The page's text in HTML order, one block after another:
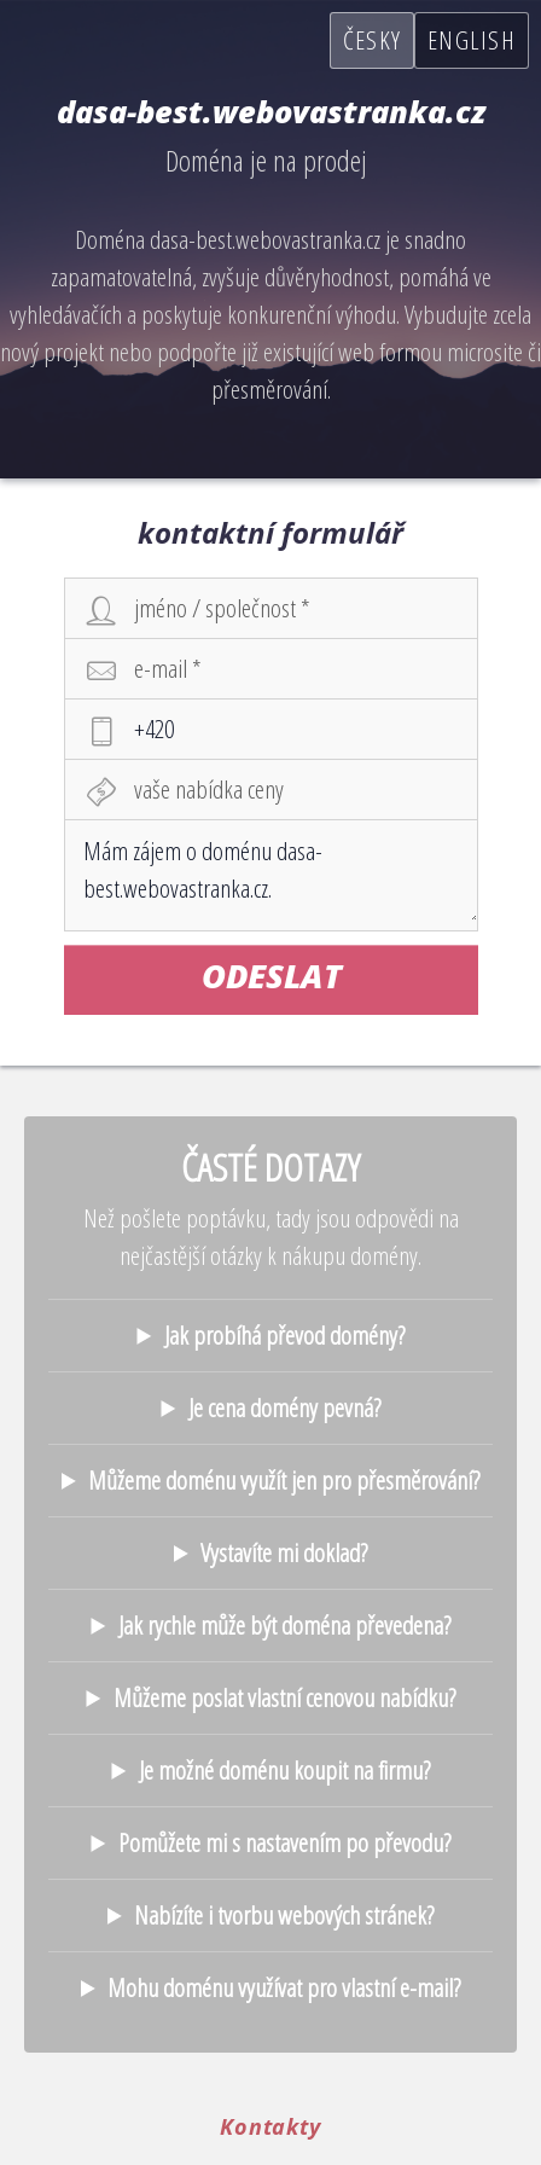
ČESKY ENGLISH
dasa-best.webovastranka.cz
Doména je na prodej
Doména dasa-best.webovastranka.cz je snadno
zapamatovatelná, zvyšuje důvěryhodnost, pomáhá ve
vyhledávačích a poskytuje konkurenční výhodu. Vybudujte zcela
nový projekt nebo podpořte již existující web formou microsite či
přesměrování.
kontaktní formulář
ODESLAT
ČASTÉ DOTAZY
Než pošlete poptávku, tady jsou odpovědi na
nejčastější otázky k nákupu domény.
Jak probíhá převod domény?
Je cena domény pevná?
Můžeme doménu využít jen pro přesměrování?
Vystavíte mi doklad?
Jak rychle může být doména převedena?
Můžeme poslat vlastní cenovou nabídku?
Je možné doménu koupit na firmu?
Pomůžete mi s nastavením po převodu?
Nabízíte i tvorbu webových stránek?
Mohu doménu využívat pro vlastní e-mail?
Kontakty